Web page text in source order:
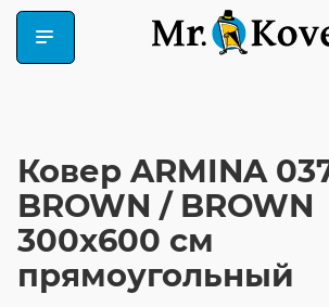
Ковер ARMINA
BROWN / BROWN
300x600 см
прямоугольный